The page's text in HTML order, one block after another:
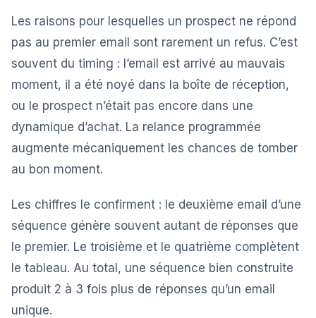
Les raisons pour lesquelles un prospect ne répond
pas au premier email sont rarement un refus. C’est
souvent du timing : l’email est arrivé au mauvais
moment, il a été noyé dans la boîte de réception,
ou le prospect n’était pas encore dans une
dynamique d’achat. La relance programmée
augmente mécaniquement les chances de tomber
au bon moment.
Les chiffres le confirment : le deuxième email d’une
séquence génère souvent autant de réponses que
le premier. Le troisième et le quatrième complètent
le tableau. Au total, une séquence bien construite
produit 2 à 3 fois plus de réponses qu’un email
unique.